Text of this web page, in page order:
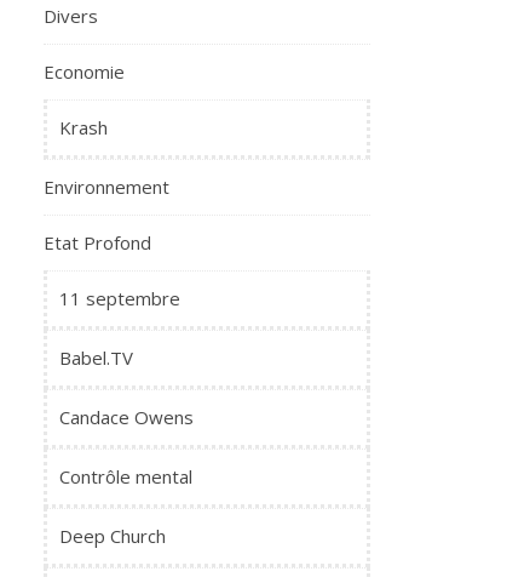
Divers
Economie
Krash
Environnement
Etat Profond
11 septembre
Babel.TV
Candace Owens
Contrôle mental
Deep Church